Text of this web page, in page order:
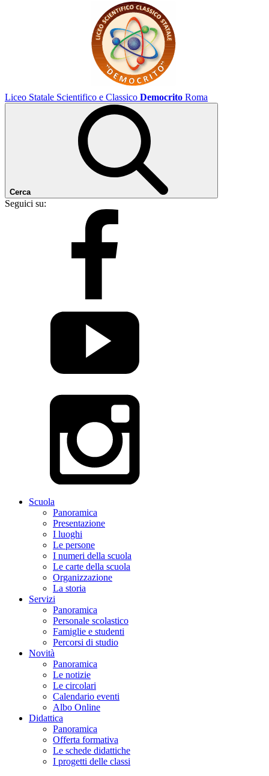
Liceo Statale Scientifico e Classico Democrito Roma
Cerca
Seguici su:
Scuola
Panoramica
Presentazione
I luoghi
Le persone
I numeri della scuola
Le carte della scuola
Organizzazione
La storia
Servizi
Panoramica
Personale scolastico
Famiglie e studenti
Percorsi di studio
Novità
Panoramica
Le notizie
Le circolari
Calendario eventi
Albo Online
Didattica
Panoramica
Offerta formativa
Le schede didattiche
I progetti delle classi